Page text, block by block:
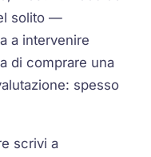
solito —
a intervenire
di comprare una
spesso
scrivi a